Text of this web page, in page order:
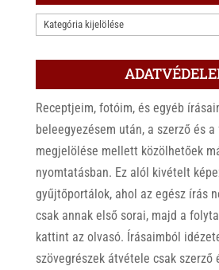
KATEGÓRIÁK
Receptjeim, fotóim, és egyéb
beleegyezésem után, a szerző és
megjelölése mellett közölhetőek
nyomtatásban. Ez alól kivételt
gyűjtőportálok, ahol az egész írás
csak annak első sorai, majd a
kattint az olvasó. Írásaimból
szövegrészek átvétele csak